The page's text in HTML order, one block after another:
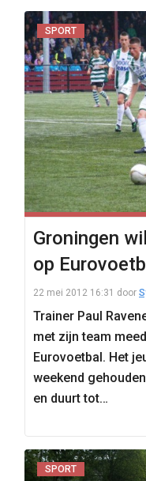
SPORT
Groningen
op
22 mei 2012 16:31 door
Trainer Paul
met zijn team
Eurovoetbal. Het
weekend
en duurt tot…
SPORT